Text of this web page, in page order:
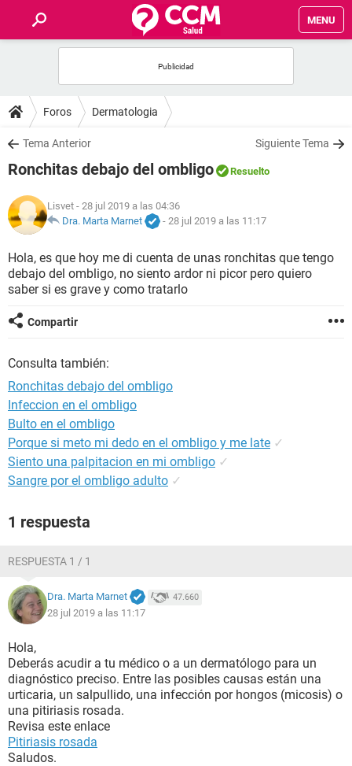
MENU
FOROS
SALUD
NUTRICIÓN
BIENESTAR
Foros Dermatologia
Tema Anterior Siguiente Tema
Ronchitas debajo del ombligo Resuelto
Lisvet - 28 jul 2019 a las 04:36
Dra. Marta Marnet
- 28 jul 2019 a las 11:17
Hola, es que hoy me di cuenta de unas ronchitas que tengo
debajo del ombligo, no siento ardor ni picor pero quiero
saber si es grave y como tratarlo
Compartir
Consulta también:
Ronchitas debajo del ombligo
Infeccion en el ombligo
Bulto en el ombligo
Porque si meto mi dedo en el ombligo y me late ✓
Siento una palpitacion en mi ombligo ✓
Sangre por el ombligo adulto ✓
1 respuesta
RESPUESTA 1 / 1
Dra. Marta Marnet 47.660
28 jul 2019 a las 11:17
Hola,
Deberás acudir a tu médico o a un dermatólogo para un
diagnóstico preciso. Entre las posibles causas están una
urticaria, un salpullido, una infección por hongos (micosis) o
una pitiriasis rosada.
Revisa este enlace
Pitiriasis rosada
Saludos.